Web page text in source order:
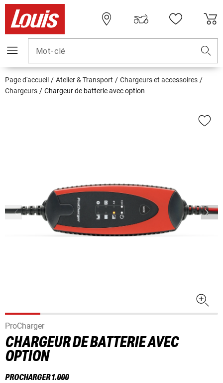
Mot-clé
Page d'accueil Atelier & Transport
Chargeurs et accessoires
Chargeurs
Chargeur de batterie avec option
ProCharger
CHARGEUR DE BATTERIE AVEC
OPTION
PROCHARGER 1.000